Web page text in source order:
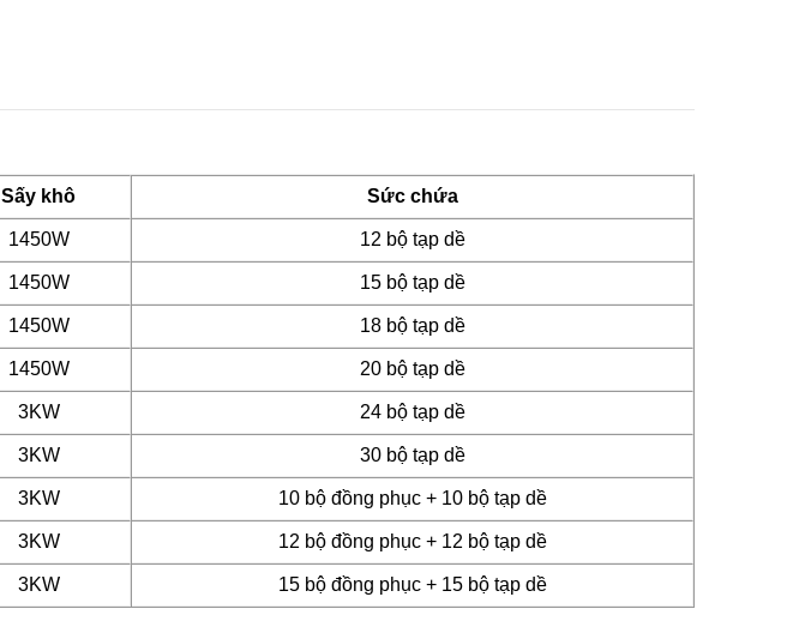
Sấy khô Sức chứa
1450W 12 bộ tạp dề
1450W 15 bộ tạp dề
1450W 18 bộ tạp dề
1450W 20 bộ tạp dề
3KW 24 bộ tạp dề
3KW 30 bộ tạp dề
3KW 10 bộ đồng phục + 10 bộ tạp dề
3KW 12 bộ đồng phục + 12 bộ tạp dề
3KW 15 bộ đồng phục + 15 bộ tạp dề